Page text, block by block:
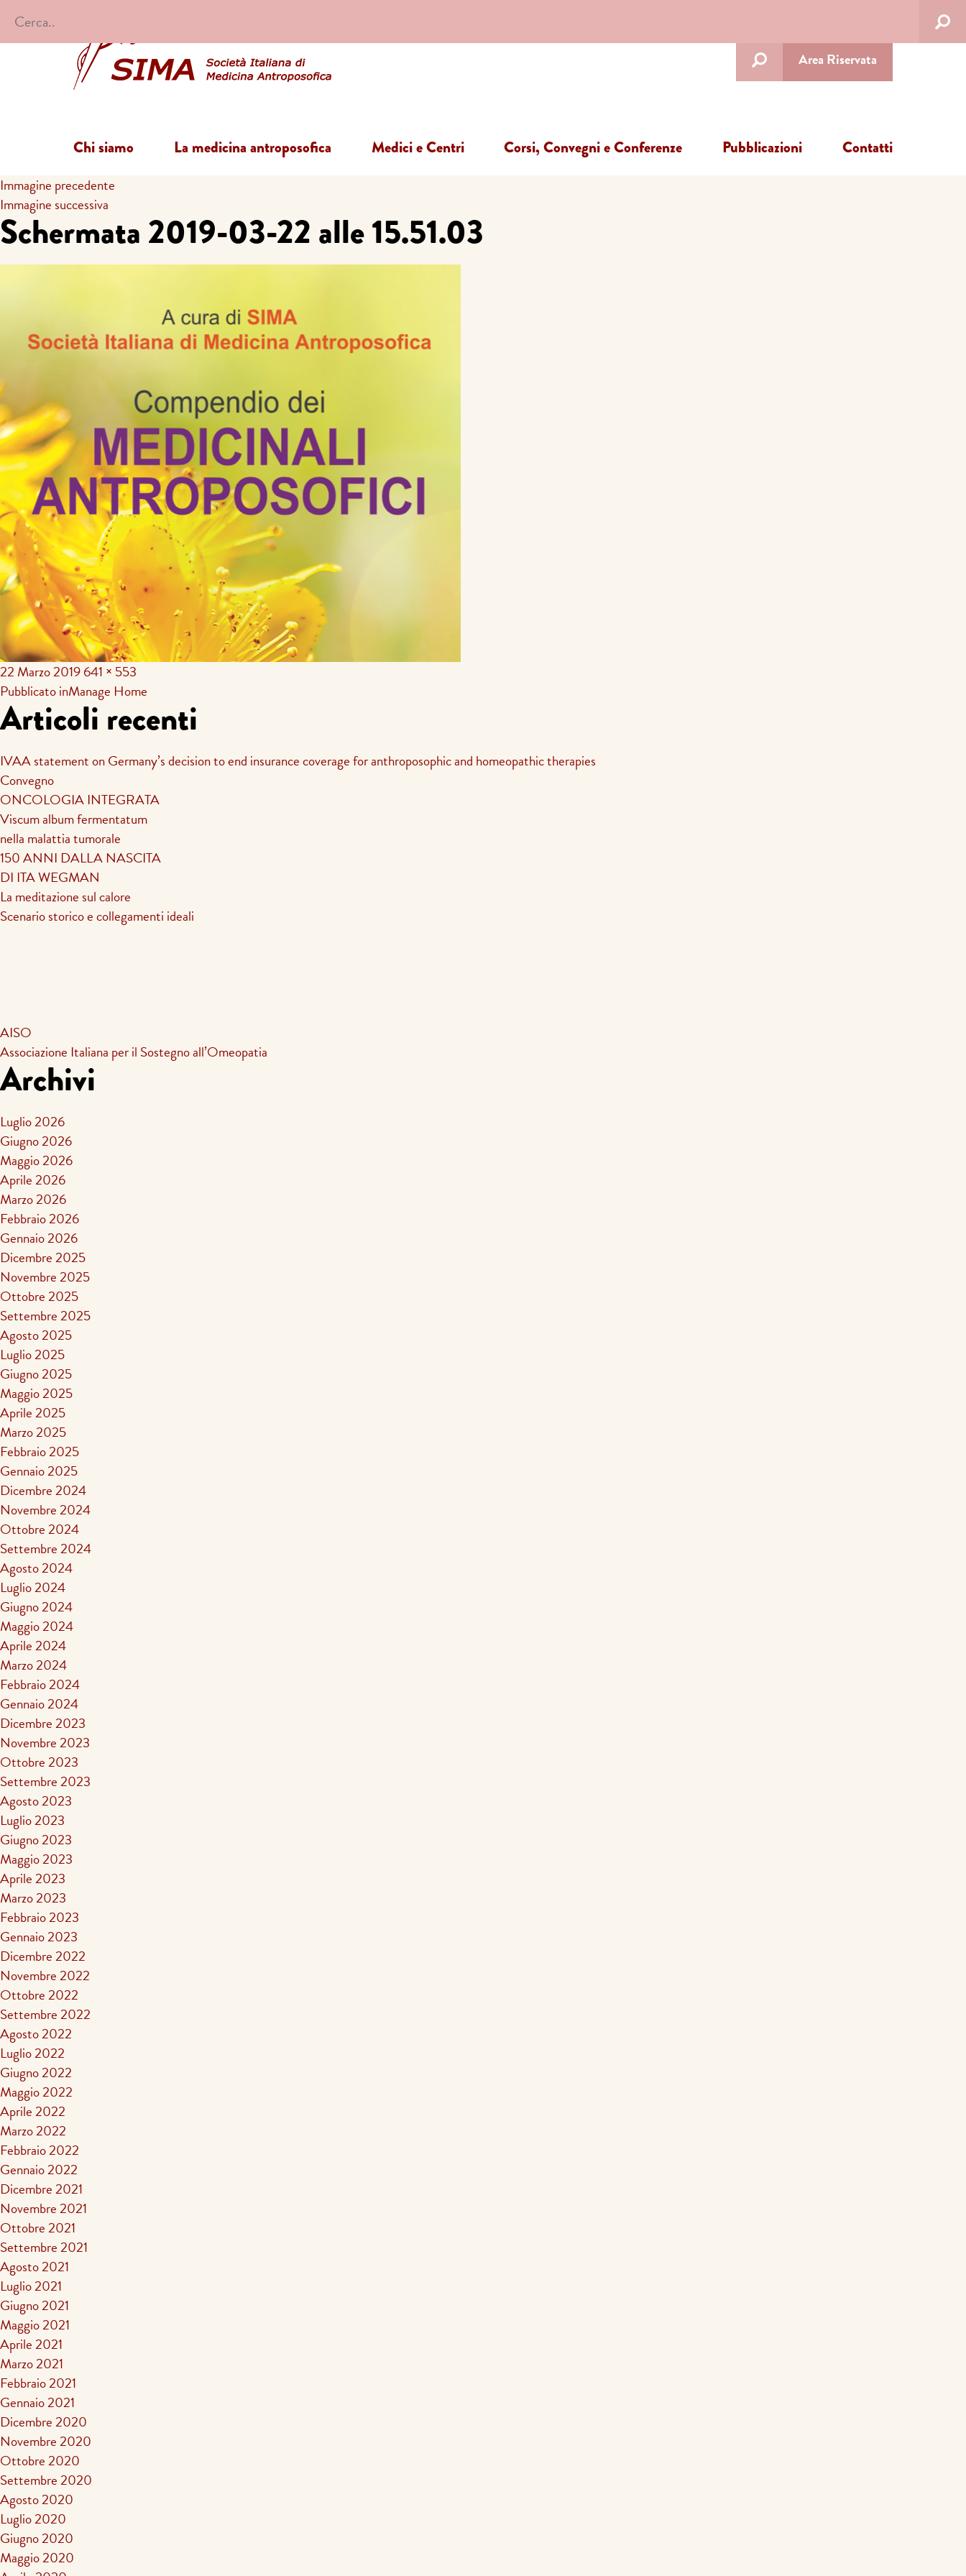
Area Riservata
Chi siamo La medicina antroposofica Medici e Centri Corsi, Convegni e Conferenze Pubblicazioni Contatti
Immagine precedente
Immagine successiva
Schermata 2019-03-22 alle 15.51.03
22 Marzo 2019641 × 553
Navigazione
articoli
Pubblicato inManage Home
Articoli recenti
IVAA statement on Germany’s decision to end insurance coverage for anthroposophic and homeopathic therapies
Convegno
ONCOLOGIA INTEGRATA
Viscum album fermentatum
nella malattia tumorale
150 ANNI DALLA NASCITA
DI ITA WEGMAN
La meditazione sul calore
Scenario storico e collegamenti ideali
AISO
Associazione Italiana per il Sostegno all’Omeopatia
Archivi
Luglio 2026
Giugno 2026
Maggio 2026
Aprile 2026
Marzo 2026
Febbraio 2026
Gennaio 2026
Dicembre 2025
Novembre 2025
Ottobre 2025
Settembre 2025
Agosto 2025
Luglio 2025
Giugno 2025
Maggio 2025
Aprile 2025
Marzo 2025
Febbraio 2025
Gennaio 2025
Dicembre 2024
Novembre 2024
Ottobre 2024
Settembre 2024
Agosto 2024
Luglio 2024
Giugno 2024
Maggio 2024
Aprile 2024
Marzo 2024
Febbraio 2024
Gennaio 2024
Dicembre 2023
Novembre 2023
Ottobre 2023
Settembre 2023
Agosto 2023
Luglio 2023
Giugno 2023
Maggio 2023
Aprile 2023
Marzo 2023
Febbraio 2023
Gennaio 2023
Dicembre 2022
Novembre 2022
Ottobre 2022
Settembre 2022
Agosto 2022
Luglio 2022
Giugno 2022
Maggio 2022
Aprile 2022
Marzo 2022
Febbraio 2022
Gennaio 2022
Dicembre 2021
Novembre 2021
Ottobre 2021
Settembre 2021
Agosto 2021
Luglio 2021
Giugno 2021
Maggio 2021
Aprile 2021
Marzo 2021
Febbraio 2021
Gennaio 2021
Dicembre 2020
Novembre 2020
Ottobre 2020
Settembre 2020
Agosto 2020
Luglio 2020
Giugno 2020
Maggio 2020